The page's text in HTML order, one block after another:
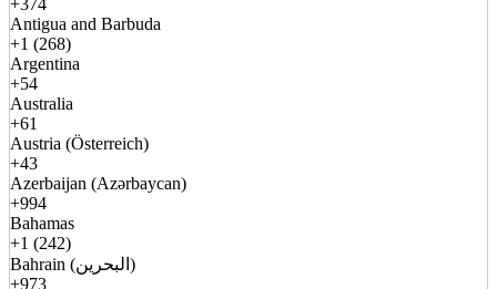
+374
Antigua and Barbuda
+1 (268)
Argentina
+54
Australia
+61
Austria (Österreich)
+43
Azerbaijan (Azərbaycan)
+994
Bahamas
+1 (242)
Bahrain (البحرين)
+973